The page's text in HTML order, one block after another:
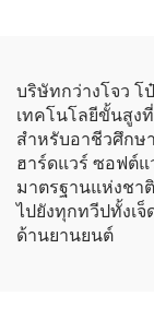
บริษัทกว่างโจว โ
เทคโนโลยีขั้นสูง
สำหรับอาชีวศึกษ
ฮาร์ดแวร์ ซอฟต์
มาตรฐานแห่งชา
ไปยังทุกทวีปทั้งเ
ด้านยานยนต์